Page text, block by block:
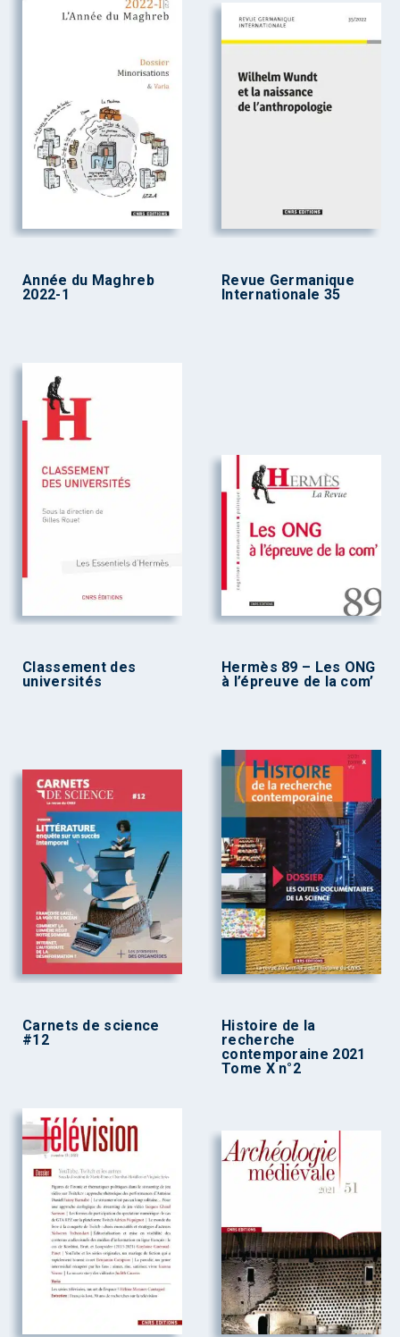
Année du Maghreb
2022-1
Revue Germanique
Internationale 35
Classement des
universités
Hermès 89 – Les ONG
à l’épreuve de la com’
Carnets de science
#12
Histoire de la
recherche
contemporaine 2021
Tome X n°2